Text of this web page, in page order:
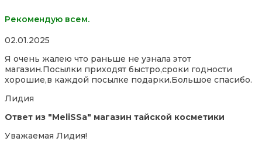
навигация
Рекомендую всем.
Rated
out
of
5
02.01.2025
Я очень жалею что раньше не узнала этот
магазин.Посылки приходят быстро,сроки годности
хорошие,в каждой посылке подарки.Большое спасибо.
Лидия
Ответ из "MeliSSa" магазин тайской косметики
Уважаемая Лидия!